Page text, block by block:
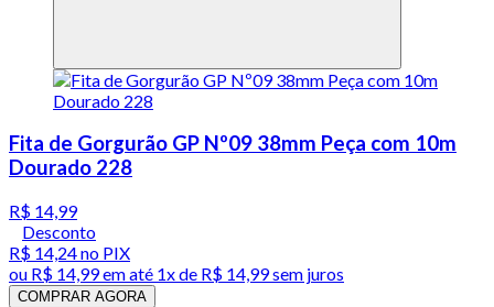
Fita de Gorgurão GP Nº09 38mm Peça com 10m
Dourado 228
R$ 14,99
Desconto
R$ 14,24no PIX
ou R$ 14,99em até 1x de R$ 14,99sem juros
COMPRAR AGORA